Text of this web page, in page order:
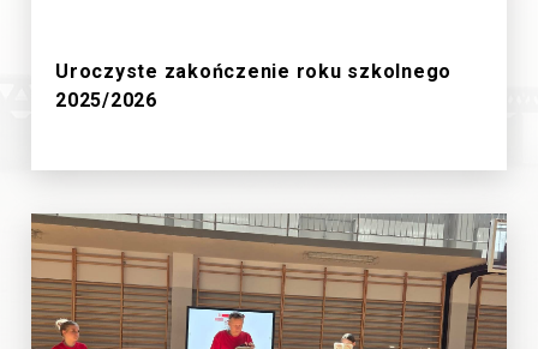
Uroczyste zakończenie roku szkolnego
2025/2026